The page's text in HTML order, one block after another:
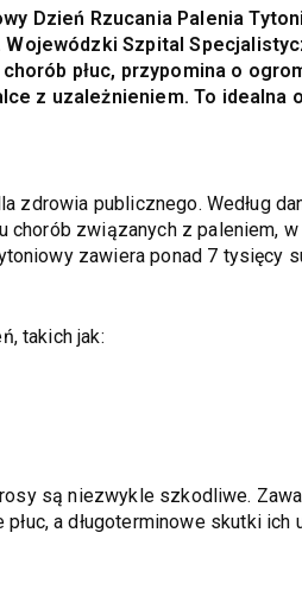
Dzień Rzucania Palenia
Szpital
płuc, przypomina o
z uzależnieniem. To idealna
publicznego. Według
związanych z paleniem,
zawiera ponad 7 tysięcy
takich jak:
są niezwykle szkodliwe.
a długoterminowe skutki ich